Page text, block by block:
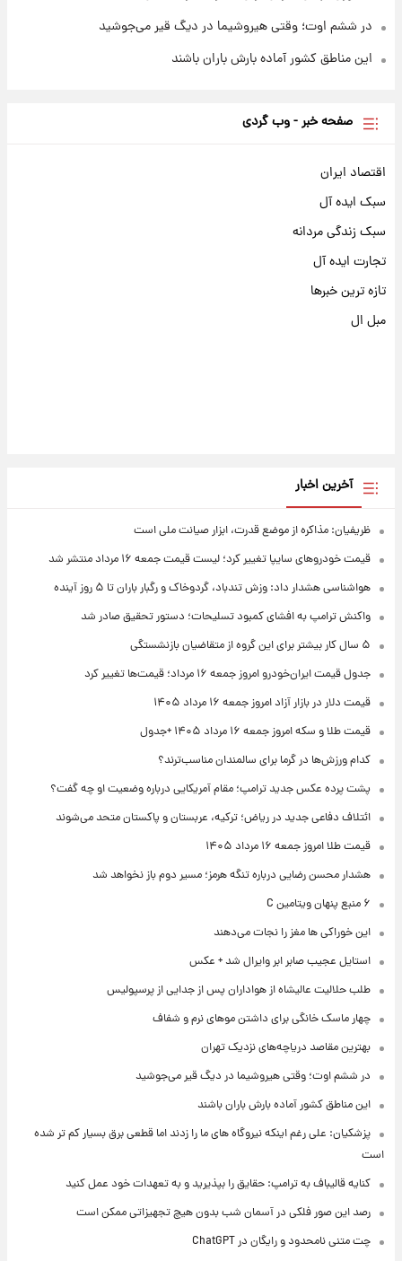
در ششم اوت؛ وقتی هیروشیما در دیگ قیر می‌جوشید
این مناطق کشور آماده بارش باران باشند
صفحه خبر - وب گردی
اقتصاد ایران
سبک ایده آل
سبک زندگی مردانه
تجارت ایده آل
تازه ترین خبرها
مبل ال
آخرین اخبار
ظریفیان: مذاکره از موضع قدرت، ابزار صیانت ملی است
قیمت خودروهای سایپا تغییر کرد؛ لیست قیمت جمعه ۱۶ مرداد منتشر شد
هواشناسی هشدار داد: وزش تندباد، گردوخاک و رگبار باران تا ۵ روز آینده
واکنش ترامپ به افشای کمبود تسلیحات؛ دستور تحقیق صادر شد
۵ سال کار بیشتر برای این گروه از متقاضیان بازنشستگی
جدول قیمت ایران‌خودرو امروز جمعه ۱۶ مرداد؛ قیمت‌ها تغییر کرد
قیمت دلار در بازار آزاد امروز جمعه ۱۶ مرداد ۱۴۰۵
قیمت طلا و سکه امروز جمعه ۱۶ مرداد ۱۴۰۵ +جدول
کدام ورزش‌ها در گرما برای سالمندان مناسب‌ترند؟
پشت پرده عکس جدید ترامپ؛ مقام آمریکایی درباره وضعیت او چه گفت؟
ائتلاف دفاعی جدید در ریاض؛ ترکیه، عربستان و پاکستان متحد می‌شوند
قیمت طلا امروز جمعه ۱۶ مرداد ۱۴۰۵
هشدار محسن رضایی درباره تنگه هرمز؛ مسیر دوم باز نخواهد شد
۶ منبع پنهان ویتامین C
این خوراکی ها مغز را نجات می‌دهند
استایل عجیب صابر ابر وایرال شد + عکس
طلب حلالیت عالیشاه از هواداران پس از جدایی از پرسپولیس
چهار ماسک خانگی برای داشتن موهای نرم و شفاف
بهترین مقاصد دریاچه‌های نزدیک تهران
در ششم اوت؛ وقتی هیروشیما در دیگ قیر می‌جوشید
این مناطق کشور آماده بارش باران باشند
پزشکیان: علی رغم اینکه نیروگاه های ما را زدند اما قطعی برق بسیار کم تر شده
است
کنایه قالیباف به ترامپ: حقایق را بپذیرید و به تعهدات خود عمل کنید
رصد این صور فلکی در آسمان شب بدون هیچ تجهیزاتی ممکن است
چت متنی نامحدود و رایگان در ChatGPT